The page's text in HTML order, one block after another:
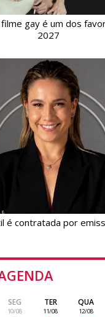
filme gay é um dos
2027
é contratada por
SEG
10/08
TER
11/08
QUA
12/08